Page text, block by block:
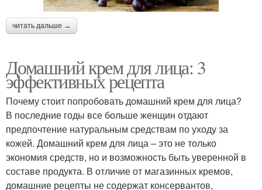
читать дальше →
Домашний крем для лица: 3
эффективных рецепта
Почему стоит попробовать домашний крем для лица?
В последние годы все больше женщин отдают
предпочтение натуральным средствам по уходу за
кожей. Домашний крем для лица – это не только
экономия средств, но и возможность быть уверенной в
составе продукта. В отличие от магазинных кремов,
домашние рецепты не содержат консервантов,